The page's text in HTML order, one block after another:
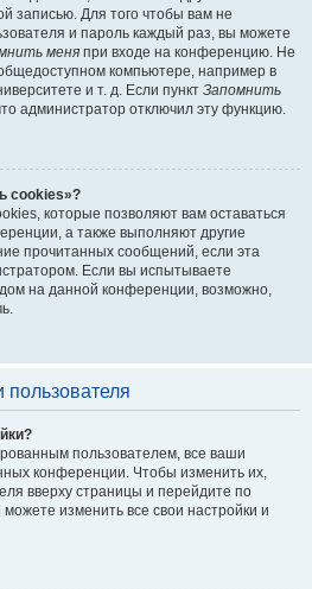
записью. Для того чтобы вам не
и пароль каждый раз, вы можете
меня при входе на конференцию. Не
компьютере, например в
и т. д. Если пункт Запомнить
администратор отключил эту функцию.
cookies»?
которые позволяют вам оставаться
а также выполняют другие
прочитанных сообщений, если эта
Если вы испытываете
на данной конференции, возможно,
пользователем, все ваши
конференции. Чтобы изменить их,
вверху страницы и перейдите по
можете изменить все свои настройки и